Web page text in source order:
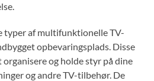
typer af multifunktionelle TV-
opbevaringsplads. Disse
og holde styr på dine
og andre TV-tilbehør. De